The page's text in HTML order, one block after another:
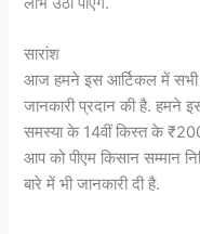
सारांश
आज हमने इस आर्टिकल में
जानकारी प्रदान की है. हमने
समस्या के 14वीं किस्त के
आप को पीएम किसान सम्मान
बारे में भी जानकारी दी है.